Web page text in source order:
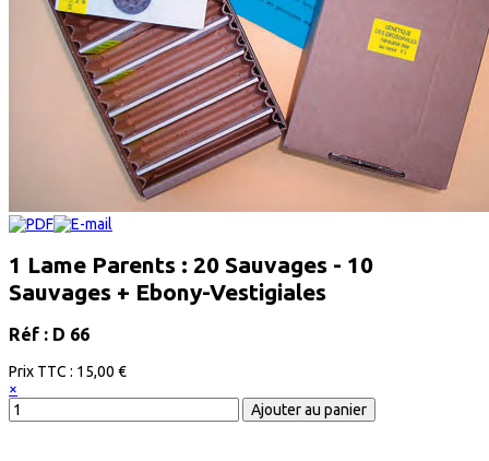
1 Lame Parents : 20 Sauvages - 10
Sauvages + Ebony-Vestigiales
Réf : D 66
Prix ​​TTC : 15,00 €
×